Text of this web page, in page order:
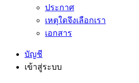
ประกาศ
เหตุใดจึงเลือกเรา
เอกสาร
บัญชี
เข้าสู่ระบบ